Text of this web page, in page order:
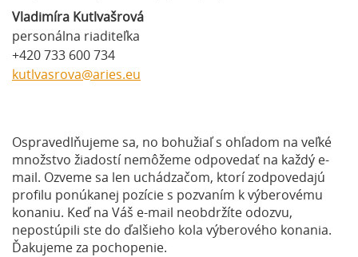
Vladimíra Kutlvašrová
personálna riaditeľka
+420 733 600 734
kutlvasrova@aries.eu
Ospravedlňujeme sa, no bohužiaľ s ohľadom na veľké
množstvo žiadostí nemôžeme odpovedať na každý e-
mail. Ozveme sa len uchádzačom, ktorí zodpovedajú
profilu ponúkanej pozície s pozvaním k výberovému
konaniu. Keď na Váš e-mail neobdržíte odozvu,
nepostúpili ste do ďalšieho kola výberového konania.
Ďakujeme za pochopenie.